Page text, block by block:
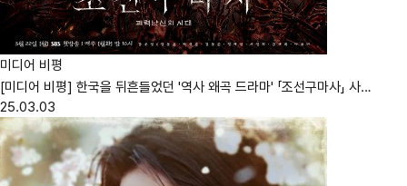
미디어 비평
[미디어 비평] 한국을 뒤흔들었던 '역사 왜곡 드라마' 「조선구마사」 사…
25.03.03